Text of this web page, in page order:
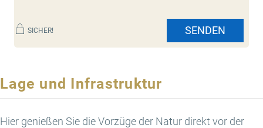
SICHER! SENDEN
Lage und Infrastruktur
Hier genießen Sie die Vorzüge der Natur direkt vor der